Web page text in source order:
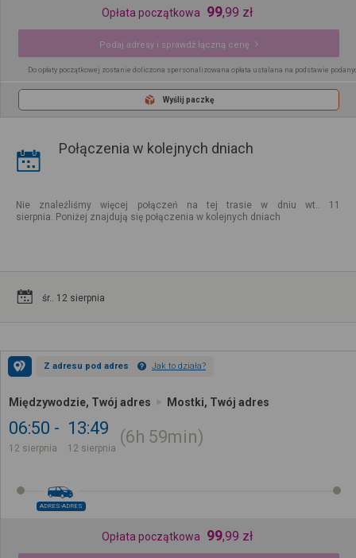
Opłata początkowa 99,99 zł
Podaj adresy i sprawdź łączną cenę
Do opłaty początkowej zostanie doliczona spersonalizowana opłata ustalana na podstawie
Wyślij paczkę
Połączenia w kolejnych dniach
Nie znaleźliśmy więcej połączeń na tej trasie w dniu wt.. 11
sierpnia. Poniżej znajdują się połączenia w kolejnych dniach
śr.. 12 sierpnia
Z adresu pod adres Jak to działa?
Międzywodzie, Twój adres Mostki, Twój adres
06:50
12 sierpnia
13:49
12 sierpnia
6h 59min
ADRES-ADRES
Opłata początkowa 99,99 zł